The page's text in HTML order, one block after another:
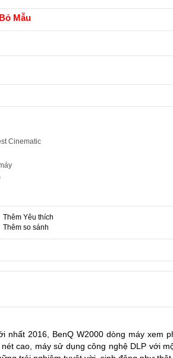
Bỏ Mẫu
Cinematic
Thêm Yêu thích
Thêm so sánh
nhất 2016, BenQ W2000 dòng máy xem
cao, máy sử dụng công nghệ DLP với